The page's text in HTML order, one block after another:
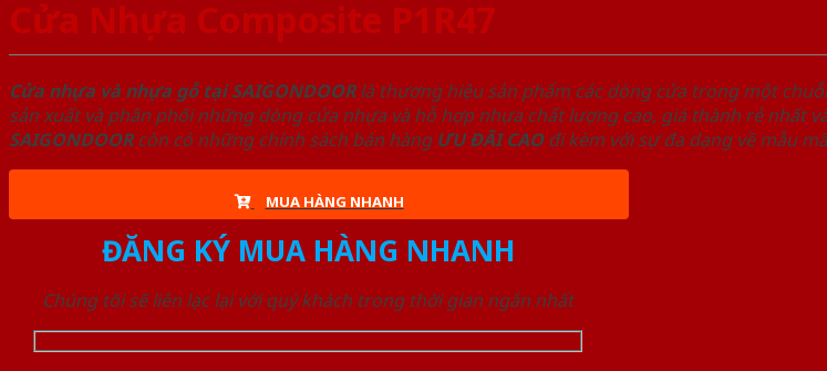
Cửa Nhựa Composite P1R47
Cửa nhựa và nhựa gỗ tại SAIGONDOORlà thương hiệu sản phẩm các dòng cửa trong một
sản xuất và phân phối những dòng cửa nhựa và hỗ hợp nhựa chất lượng cao, giá thành rẻ nhất
SAIGONDOORcòn có những chính sách bán hàng ƯU ĐÃI CAOđi kèm với sự đa dạng về mẫu
MUA HÀNG NHANH
ĐĂNG KÝ MUA HÀNG NHANH
Chúng tôi sẽ liên lạc lại với quý khách trong thời gian ngắn nhất